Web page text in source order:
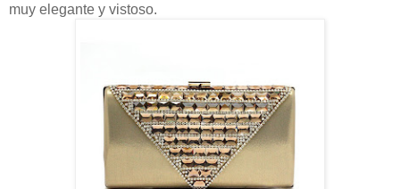
muy elegante y vistoso.